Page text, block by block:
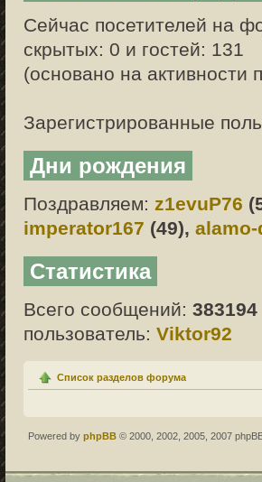
Сейчас посетителей на
скрытых: 0 и гостей: 131
(основано на активности
Зарегистрированные
Дни рождения
Поздравляем: z1evuP76
imperator167 (49), alamo-
Статистика
Всего сообщений: 383194
пользователь: Viktor92
Список разделов форума
Powered by phpBB © 2000, 2002, 2005, 2007